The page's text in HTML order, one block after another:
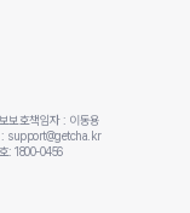
보호책임자 : 이동용
: support@getcha.kr
: 1800-0456